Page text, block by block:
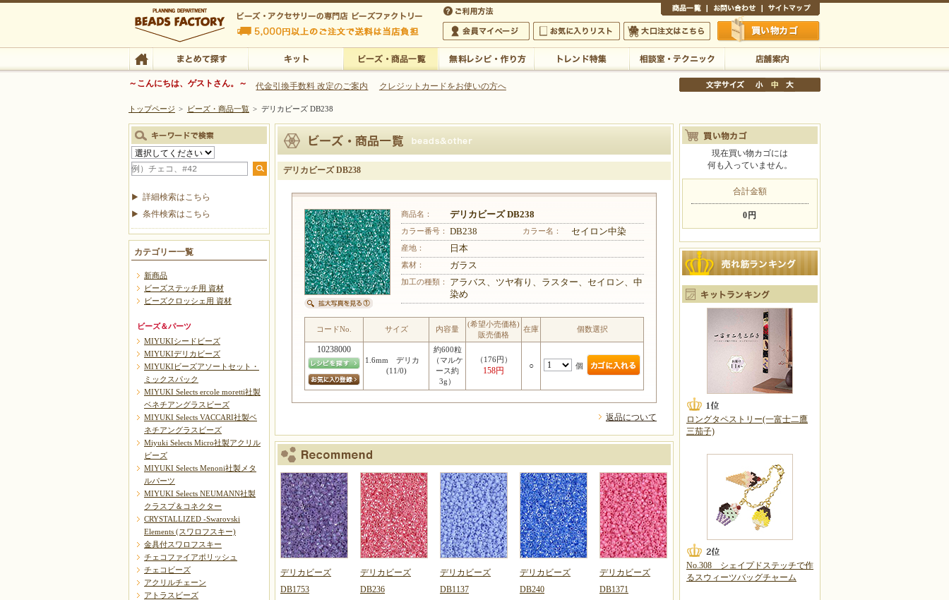
ビーズファクトリー ビーズ・パーツ・金具など・アクセサリーの専門店
ビーズ・アクセサリーの専門店 ビーズファクトリー 5,000円以上のご注文で送料は当店が負担いたします
ビーズ・アクセサリーの専門店 ビーズファクトリー 5,000円以上のご注文で送料は当店が負担いたします
会員マイページ
お気に入りリスト 大口注文はこちら 買い物かご
TOP まとめて探す 店舗案内
～こんにちは、ゲストさん。～ 代金引換手数料 改定のご案内 クレジットカードをお使いの方へ
トップページ > ビーズ・商品一覧 > デリカビーズ DB238
デリカビーズ DB238
商品名： デリカビーズ DB238
カラー番号： DB238 カラー名： セイロン中染
産地： 日本
素材： ガラス
加工の種類：
アラバス、ツヤ有り、ラスター、セイロン、中
染め
コードNo. サイズ 内容量
(希望小売価格)
販売価格
在庫 個数選択
10238000
1.6mm デリカ
(11/0)
約600粒
（マルケ
ース約
3g）
（176円）
158円 ○ 個
返品について
デリカビーズ
DB1753
デリカビーズ
DB236
デリカビーズ
DB1137
デリカビーズ
DB240
デリカビーズ
DB1371
詳細検索はこちら
条件検索はこちら
カテゴリー一覧
新商品
ビーズステッチ用 資材
ビーズクロッシェ用 資材
ビーズ＆パーツ
MIYUKIシードビーズ
MIYUKIデリカビーズ
MIYUKIビーズアソートセット・
ミックスパック
MIYUKI Selects ercole moretti社製
ベネチアングラスビーズ
MIYUKI Selects VACCARI社製ベ
ネチアングラスビーズ
Miyuki Selects Micro社製アクリル
ビーズ
MIYUKI Selects Menoni社製メタ
ルパーツ
MIYUKI Selects NEUMANN社製
クラスプ＆コネクター
CRYSTALLIZED -Swarovski
Elements (スワロフスキー)
金具付スワロフスキー
チェコファイアポリッシュ
チェコビーズ
アクリルチェーン
アトラスビーズ
現在買い物カゴには
何も入っていません。
合計金額
0円
ロングタペストリー(一富士二鷹
三茄子)
No.308 シェイプドステッチで作
るスウィーツバッグチャーム